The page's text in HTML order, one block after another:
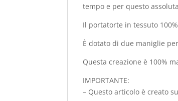
tempo e per questo
Il portatorte in tessuto
È dotato di due maniglie
Questa creazione è 100%
IMPORTANTE:
– Questo articolo è creato